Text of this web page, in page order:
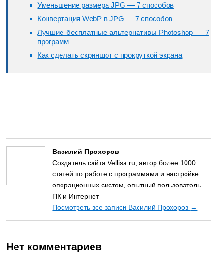
Уменьшение размера JPG — 7 способов
Конвертация WebP в JPG — 7 способов
Лучшие бесплатные альтернативы Photoshop — 7
программ
Как сделать скриншот с прокруткой экрана
Василий Прохоров
Создатель сайта Vellisa.ru, автор более 1000
статей по работе с программами и настройке
операционных систем, опытный пользователь
ПК и Интернет
Посмотреть все записи Василий Прохоров →
Нет комментариев